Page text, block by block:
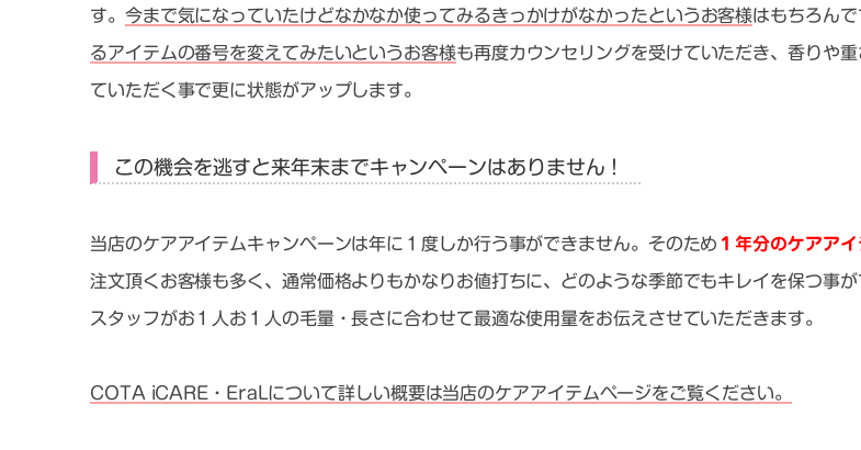
す。 今まで気になっていたけどなかなか使ってみるきっかけがなかったというお客様はもちろん
るアイテムの番号を変えてみたいというお客様も再度カウンセリングを受けていただき、香りや
ていただく事で更に状態がアップします。
この機会を逃すと来年末までキャンペーンはありません！
当店のケアアイテムキャンペーンは年に１度しか行う事ができません。そのため １年分のケアア
注文頂くお客様も多く、通常価格よりもかなりお値打ちに、どのような季節でもキレイを保つ事
スタッフがお１人お１人の毛量・長さに合わせて最適な使用量をお伝えさせていただきます。
COTA iCARE・EraLについて詳しい概要は当店のケアアイテムページをご覧ください。